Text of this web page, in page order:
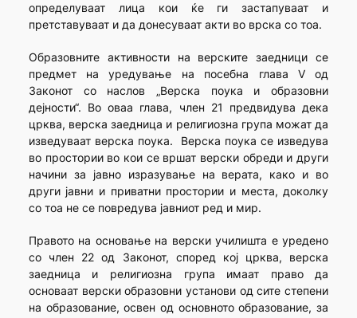
определуваат лица кои ќе ги застапуваат и
претставуваат и да донесуваат акти во врска со тоа.
Образовните активности на верските заедници се
предмет на уредување на посебна глава V од
Законот со наслов „Верска поука и образовни
дејности“. Во оваа глава, член 21 предвидува дека
црква, верска заедница и религиозна група можат да
изведуваат верска поука. Верска поука се изведува
во простории во кои се вршат верски обреди и други
начини за јавно изразување на верата, како и во
други јавни и приватни простории и места, доколку
со тоа не се повредува јавниот ред и мир.
Правото на основање на верски училишта е уредено
со член 22 од Законот, според кој црква, верска
заедница и религиозна група имаат право да
основаат верски образовни установи од сите степени
на образование, освен од основното образование, за